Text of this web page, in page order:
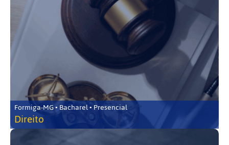
Formiga-MG • Bacharel • Presencial
Direito